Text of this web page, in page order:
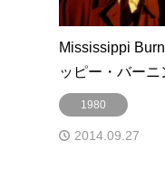
Mississippi
ッピー・バーニ
1980
2014.09.27